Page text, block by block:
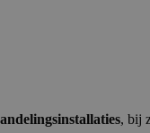
, bij